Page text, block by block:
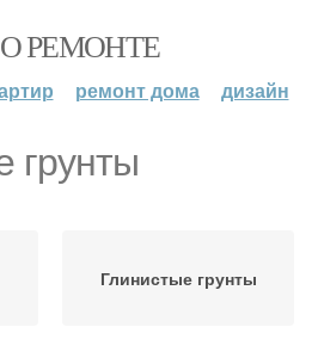
РЕМОНТЕ
ремонт дома дизайн
грунты
Глинистые грунты